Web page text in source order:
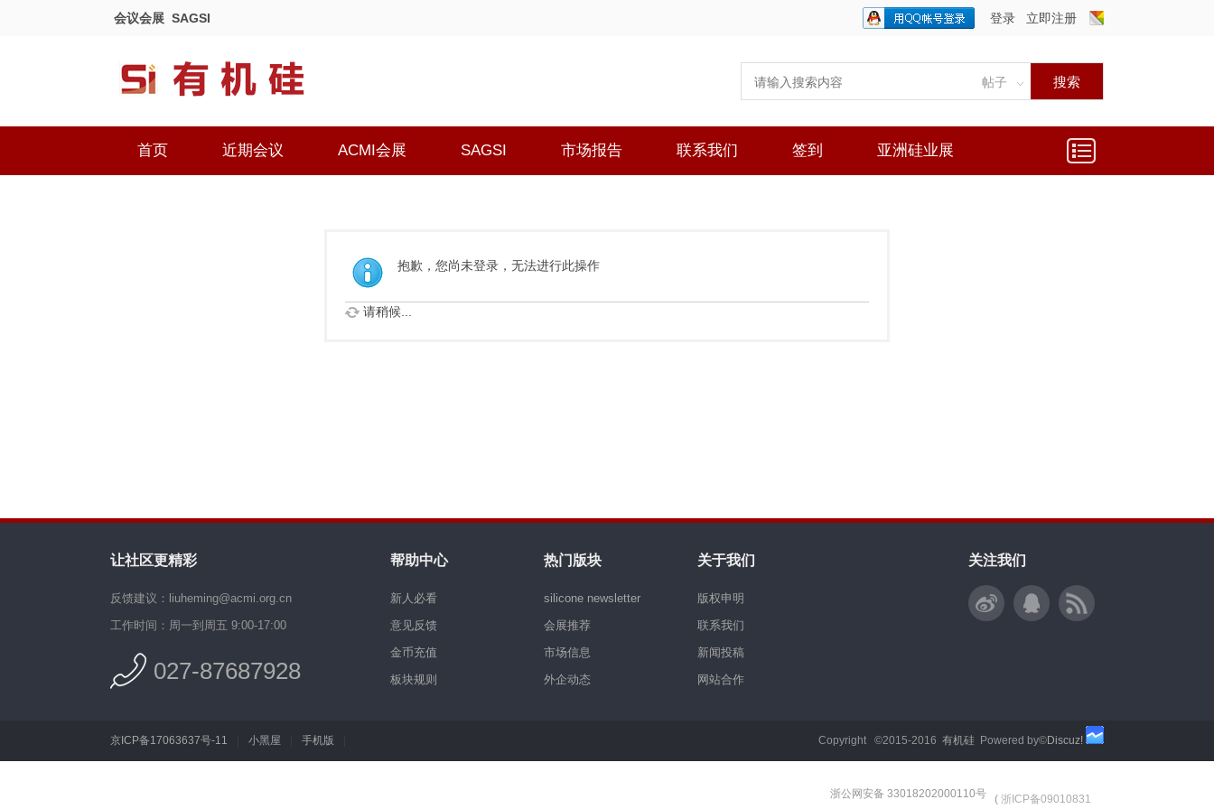
会议会展 SAGSI 登录
立即注册
帖子 搜索
首页 近期会议 ACMI会展 SAGSI 市场报告 联系我们 签到 亚洲硅业展
抱歉，您尚未登录，无法进行此操作
请稍候...
让社区更精彩
反馈建议：liuheming@acmi.org.cn
工作时间：周一到周五 9:00-17:00
027-87687928
帮助中心
新人必看
意见反馈
金币充值
板块规则
热门版块
silicone newsletter
会展推荐
市场信息
外企动态
关于我们
版权申明
联系我们
新闻投稿
网站合作
关注我们
京ICP备17063637号-11 小黑屋 手机版 Copyright ©2015-2016 有机硅 Powered by©Discuz!
浙公网安备 33018202000110号 ( 浙ICP备09010831